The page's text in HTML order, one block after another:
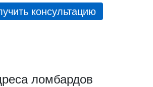
консультацию
ломбардов